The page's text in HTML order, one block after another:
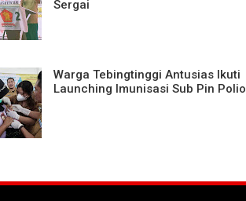
Sergai
Warga Tebingtinggi Antusias Ikuti
Launching Imunisasi Sub Pin Polio